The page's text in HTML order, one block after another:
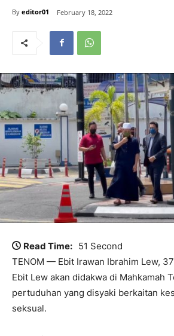
By editor01 February 18, 2022
Read Time: 51 Second
TENOM — Ebit Irawan Ibrahim Lew,
Ebit Lew akan didakwa di Mahkamah
pertuduhan yang disyaki berkaitan
seksual.